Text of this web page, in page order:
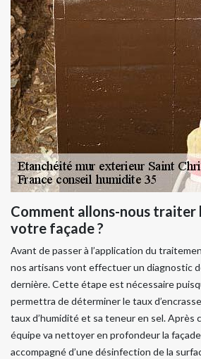
Comment allons-nous traiter
votre façade ?
Avant de passer à l’application du
nos artisans vont effectuer un diagnostic
dernière. Cette étape est nécessaire
permettra de déterminer le taux
taux d’humidité et sa teneur en sel. Après
équipe va nettoyer en profondeur la
accompagné d’une désinfection de la